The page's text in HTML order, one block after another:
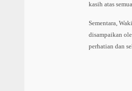
kasih atas
Sementara,
disampaikan
perhatian dan